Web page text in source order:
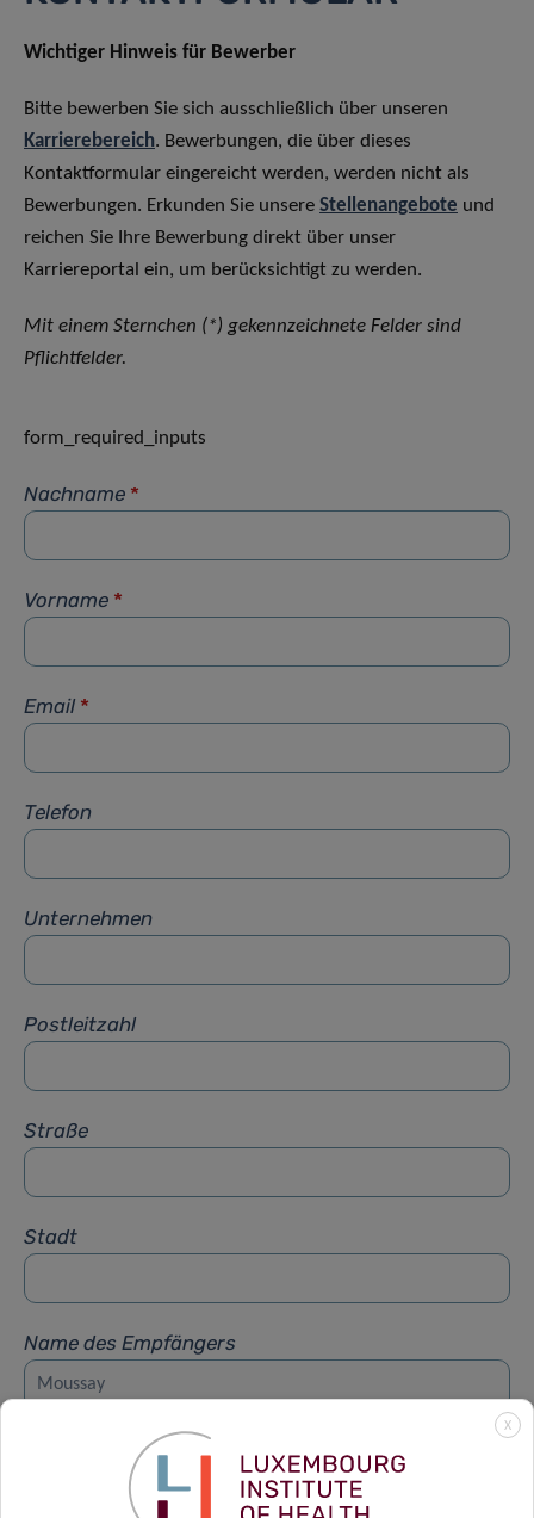
Wichtiger Hinweis für Bewerber
Bitte bewerben Sie sich ausschließlich über unseren
Karrierebereich. Bewerbungen, die über dieses
Kontaktformular eingereicht werden, werden nicht als
Bewerbungen. Erkunden Sie unsere Stellenangebote und
reichen Sie Ihre Bewerbung direkt über unser
Karriereportal ein, um berücksichtigt zu werden.
Mit einem Sternchen (*) gekennzeichnete Felder sind
Pflichtfelder.
form_required_inputs
Nachname *
Vorname *
Email *
Telefon
Unternehmen
Postleitzahl
Straße
Stadt
Name des Empfängers
Vorname des Empfängers
X